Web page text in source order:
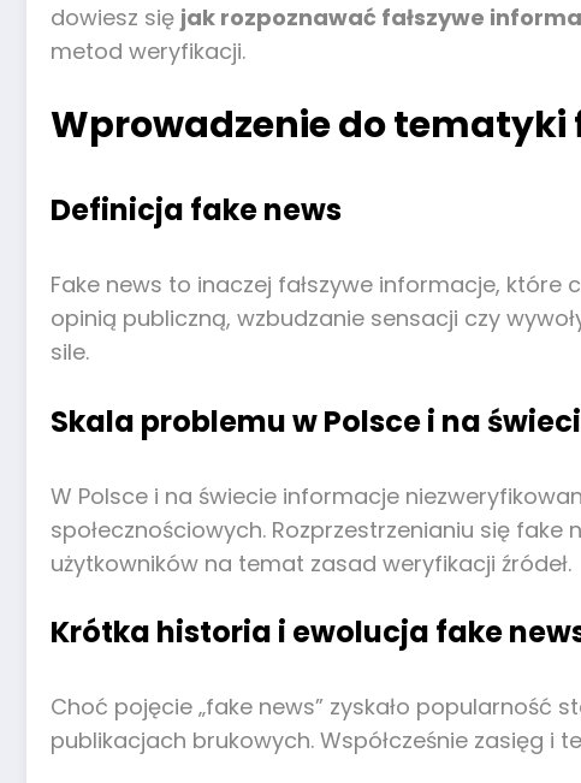
dowiesz się jak rozpoznawać fałszywe
metod weryfikacji.
Wprowadzenie do
Definicja fake news
Fake news to inaczej fałszywe informacje,
opinią publiczną, wzbudzanie sensacji czy
sile.
Skala problemu w Polsce i na
W Polsce i na świecie informacje
społecznościowych. Rozprzestrzenianiu się
użytkowników na temat zasad weryfikacji źródeł.
Krótka historia i ewolucja fake
Choć pojęcie „fake news” zyskało
publikacjach brukowych. Współcześnie zasięg i